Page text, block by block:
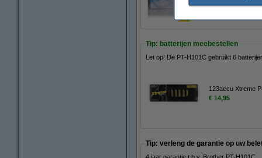
Tip: batterijen meebestellen
Let op! De PT-H101C gebruikt 6
123accu Xtreme
€ 14,95
Tip: verleng de garantie op uw